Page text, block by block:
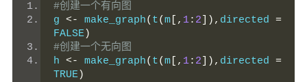
#创建一个有向图
g <- make_graph( t(m [, 1: 2 ]), directed =
FALSE)
#创建一个无向图
h <- make_graph( t(m [, 1: 2 ]), directed =
TRUE)